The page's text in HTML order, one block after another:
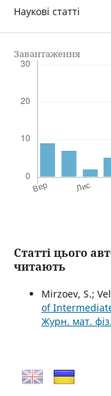
Наукові статті
Завантаження
Статті цього
читають
Mirzoev, S.;
of
Журн. мат.